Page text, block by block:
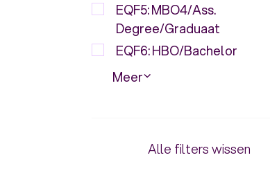
EQF5: MBO4/Ass.
Degree/Graduaat
EQF6: HBO/Bachelor
Meer